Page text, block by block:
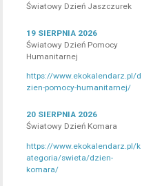
Światowy Dzień Jaszczurek
19 SIERPNIA 2026
Światowy Dzień Pomocy
Humanitarnej
https://www.ekokalendarz.pl/d
zien-pomocy-humanitarnej/
20 SIERPNIA 2026
Światowy Dzień Komara
https://www.ekokalendarz.pl/k
ategoria/swieta/dzien-
komara/